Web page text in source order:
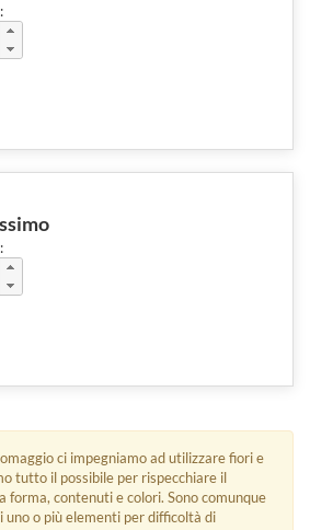
ci impegniamo ad utilizzare fiori e
tutto il possibile per rispecchiare il
forma, contenuti e colori. Sono comunque
uno o più elementi per difficoltà di